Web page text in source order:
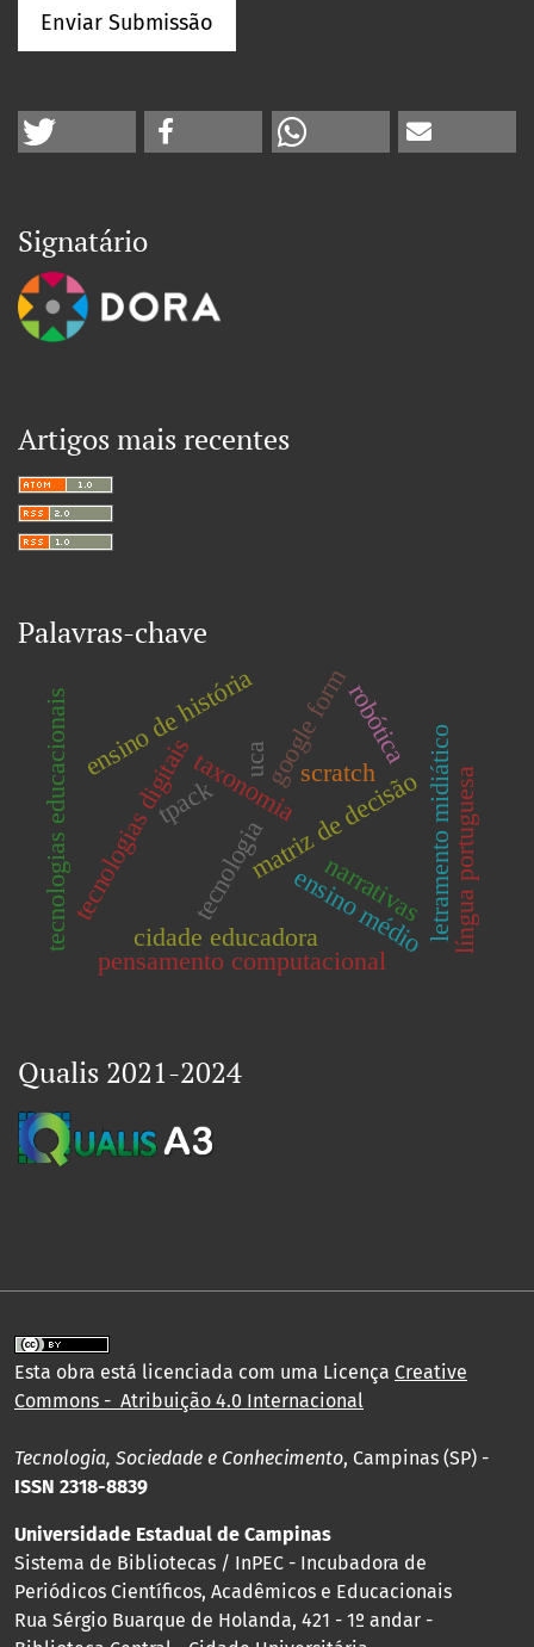
Enviar Submissão
Signatário
Artigos mais recentes
Palavras-chave
taxonomiamatriz de decisão
tecnologias digitais
ensino de história
letramento midiáticolíngua portuguesa
google form
ensino médio
tpack
pensamento computacional
scratch
tecnologias educacionais tecnologia narrativas
cidade educadora
uca robótica
Qualis 2021-2024
Esta obra está licenciada com uma Licença Creative
Commons - Atribuição 4.0 Internacional
Tecnologia, Sociedade e Conhecimento, Campinas (SP) -
ISSN 2318-8839
Universidade Estadual de Campinas
Sistema de Bibliotecas / InPEC - Incubadora de
Periódicos Científicos, Acadêmicos e Educacionais
Rua Sérgio Buarque de Holanda, 421 - 1º andar -